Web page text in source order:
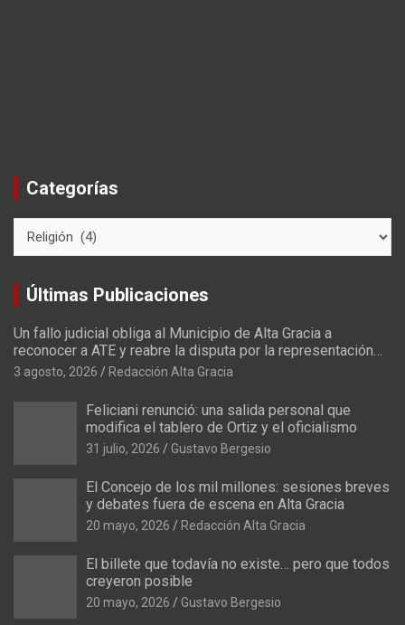
Categorías
e
g
r
í
a
s
Últimas Publicaciones
Un fallo judicial obliga al Municipio de Alta Gracia a
reconocer a ATE y reabre la disputa por la representación
sindical
3 agosto, 2026 Redacción Alta Gracia
Feliciani renunció: una salida personal que
modifica el tablero de Ortiz y el oficialismo
31 julio, 2026 Gustavo Bergesio
El Concejo de los mil millones: sesiones breves
y debates fuera de escena en Alta Gracia
20 mayo, 2026 Redacción Alta Gracia
El billete que todavía no existe… pero que todos
creyeron posible
20 mayo, 2026 Gustavo Bergesio